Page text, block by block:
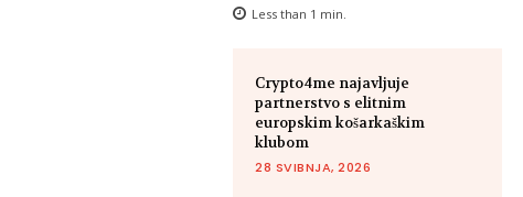
Less than 1 min.
Crypto4me najavljuje
partnerstvo s elitnim
europskim košarkaškim
klubom
28 SVIBNJA, 2026